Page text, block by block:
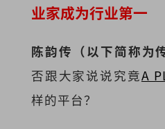
业家成为行业第一
陈韵传（以下简称为传
否跟大家说说究竟A
样的平台？